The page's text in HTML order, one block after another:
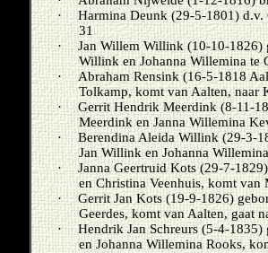
·
Harmina Deunk (29-5-1801)
31
·
Jan Willem Willink (10-10-1826)
Willink en Johanna Willemina te
·
Abraham Rensink (16-5-1818
Tolkamp, komt van Aalten, naar
·
Gerrit Hendrik Meerdink (8-11-
Meerdink en Janna Willemina
·
Berendina Aleida Willink (29-3-
Jan Willink en Johanna
·
Janna Geertruid Kots (29-7-
en Christina Veenhuis, komt van
·
Gerrit Jan Kots (19-9-1826)
Geerdes, komt van Aalten, gaat
·
Hendrik Jan Schreurs (5-4-
en Johanna Willemina Rooks,